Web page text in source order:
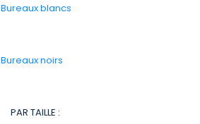
Bureaux blancs
Bureaux noirs
PAR TAILLE :